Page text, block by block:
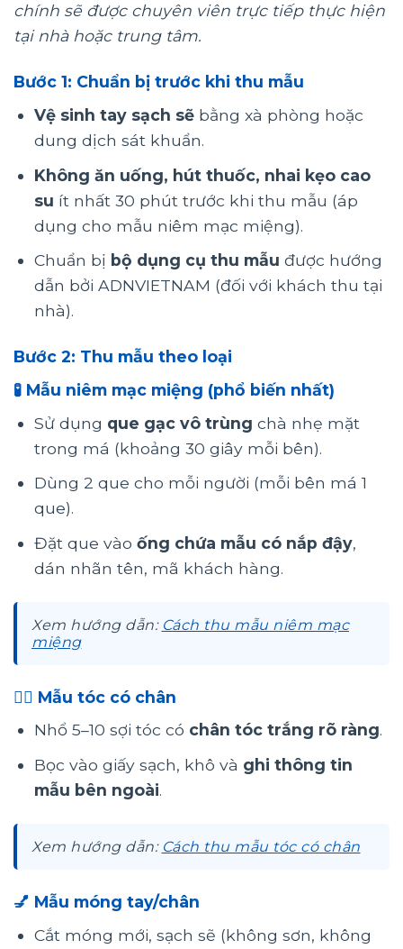
chính sẽ được chuyên viên trực tiếp thực hiện
tại nhà hoặc trung tâm.
Bước 1: Chuẩn bị trước khi thu mẫu
Vệ sinh tay sạch sẽbằng xà phòng hoặc
dung dịch sát khuẩn.
Không ăn uống, hút thuốc, nhai kẹo cao
su ít nhất 30 phút trước khi thu mẫu (áp
dụng cho mẫu niêm mạc miệng).
Chuẩn bị bộ dụng cụ thu mẫu được hướng
dẫn bởi ADNVIETNAM (đối với khách thu tại
nhà).
Bước 2: Thu mẫu theo loại
🧪 Mẫu niêm mạc miệng (phổ biến nhất)
Sử dụng que gạc vô trùng chà nhẹ mặt
trong má (khoảng 30 giây mỗi bên).
Dùng 2 que cho mỗi người (mỗi bên má 1
que).
Đặt que vào ống chứa mẫu có nắp đậy,
dán nhãn tên, mã khách hàng.
Xem hướng dẫn: Cách thu mẫu niêm mạc
miệng
💇‍♂️ Mẫu tóc có chân
Nhổ 5–10 sợi tóc có chân tóc trắng rõ ràng.
Bọc vào giấy sạch, khô và ghi thông tin
mẫu bên ngoài.
Xem hướng dẫn: Cách thu mẫu tóc có chân
💅 Mẫu móng tay/chân
Cắt móng mới, sạch sẽ (không sơn, không